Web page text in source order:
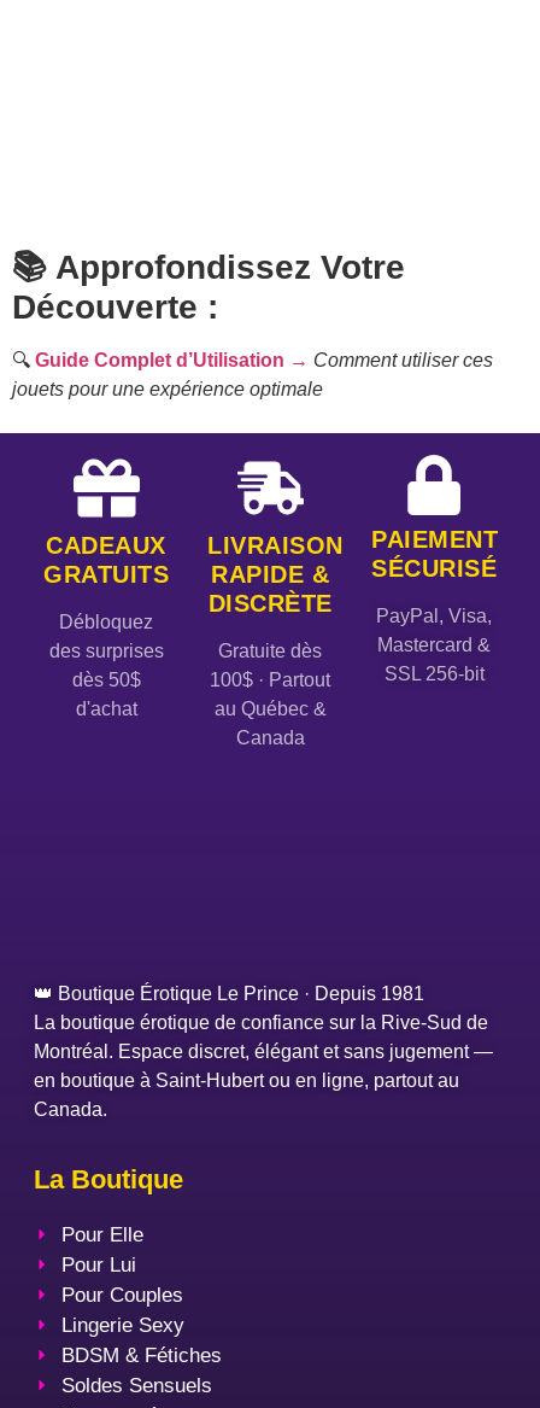
📚 Approfondissez Votre
Découverte :
🔍 Guide Complet d’Utilisation → Comment utiliser ces
jouets pour une expérience optimale
CADEAUX
GRATUITS
Débloquez
des surprises
dès 50$
d'achat
LIVRAISON
RAPIDE &
DISCRÈTE
Gratuite dès
100$ · Partout
au Québec &
Canada
PAIEMENT
SÉCURISÉ
PayPal, Visa,
Mastercard &
SSL 256-bit
👑 Boutique Érotique Le Prince · Depuis 1981
La boutique érotique de confiance sur la Rive-Sud de
Montréal. Espace discret, élégant et sans jugement —
en boutique à Saint-Hubert ou en ligne, partout au
Canada.
La Boutique
Pour Elle
Pour Lui
Pour Couples
Lingerie Sexy
BDSM & Fétiches
Soldes Sensuels